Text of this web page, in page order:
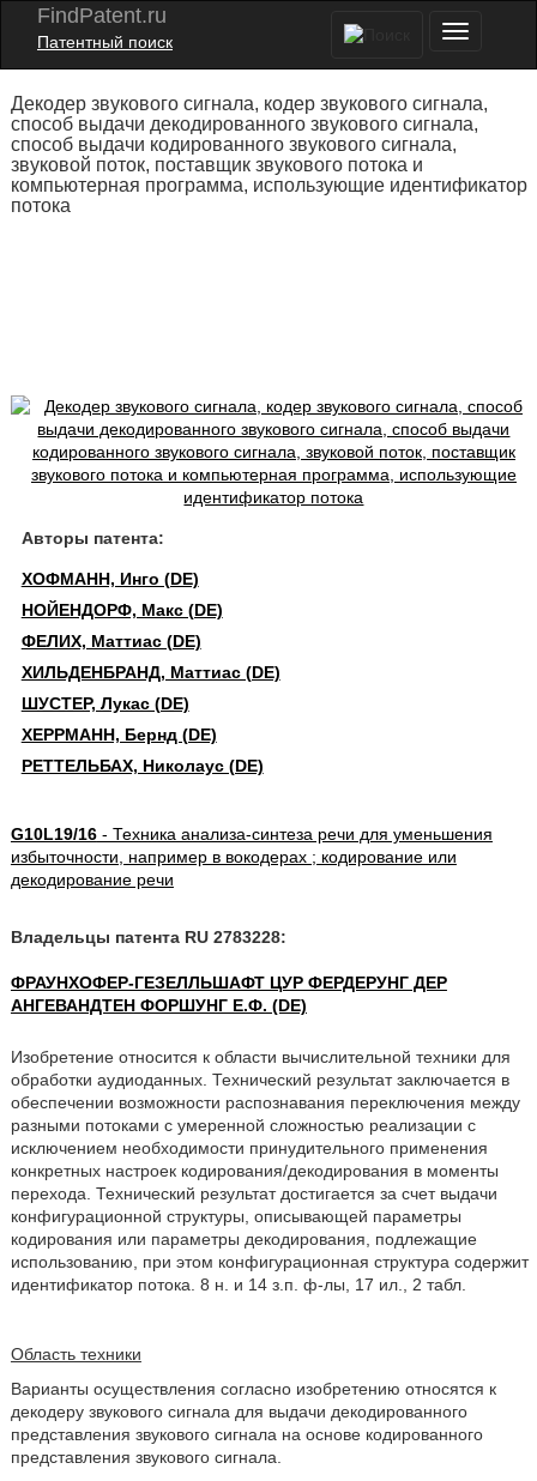
FindPatent.ru
Патентный поиск
Декодер звукового сигнала, кодер звукового сигнала,
способ выдачи декодированного звукового сигнала,
способ выдачи кодированного звукового сигнала,
звуковой поток, поставщик звукового потока и
компьютерная программа, использующие идентификатор
потока
Авторы патента:
ХОФМАНН, Инго (DE)
НОЙЕНДОРФ, Макс (DE)
ФЕЛИХ, Маттиас (DE)
ХИЛЬДЕНБРАНД, Маттиас (DE)
ШУСТЕР, Лукас (DE)
ХЕРРМАНН, Бернд (DE)
РЕТТЕЛЬБАХ, Николаус (DE)
G10L19/16- Техника анализа-синтеза речи для уменьшения
избыточности, например в вокодерах ; кодирование или
декодирование речи
Владельцы патента RU 2783228:
ФРАУНХОФЕР-ГЕЗЕЛЛЬШАФТ ЦУР ФЕРДЕРУНГ ДЕР
АНГЕВАНДТЕН ФОРШУНГ Е.Ф. (DE)
Изобретение относится к области вычислительной техники для
обработки аудиоданных. Технический результат заключается в
обеспечении возможности распознавания переключения между
разными потоками с умеренной сложностью реализации с
исключением необходимости принудительного применения
конкретных настроек кодирования/декодирования в моменты
перехода. Технический результат достигается за счет выдачи
конфигурационной структуры, описывающей параметры
кодирования или параметры декодирования, подлежащие
использованию, при этом конфигурационная структура содержит
идентификатор потока. 8 н. и 14 з.п. ф-лы, 17 ил., 2 табл.
Область техники
Варианты осуществления согласно изобретению относятся к
декодеру звукового сигнала для выдачи декодированного
представления звукового сигнала на основе кодированного
представления звукового сигнала.